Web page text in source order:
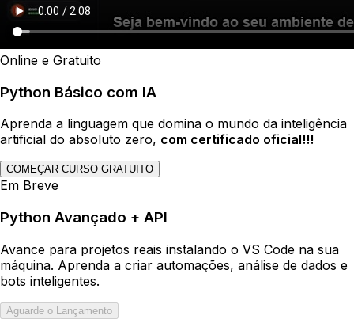
Online e Gratuito
Python Básico com IA
Aprenda a linguagem que domina o mundo da inteligência
artificial do absoluto zero, com certificado oficial!!!
COMEÇAR CURSO GRATUITO
Em Breve
Python Avançado + API
Avance para projetos reais instalando o VS Code na sua
máquina. Aprenda a criar automações, análise de dados e
bots inteligentes.
Aguarde o Lançamento